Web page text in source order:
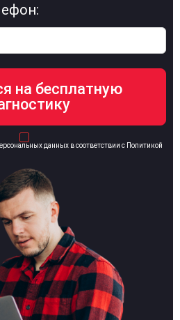
данных в соответствии с Политикой